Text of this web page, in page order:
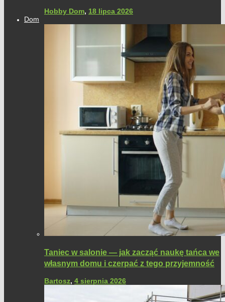
Hobby Dom, 18 lipca 2026
Dom
Taniec w salonie — jak zacząć naukę tańca we
własnym domu i czerpać z tego przyjemność
Bartosz, 4 sierpnia 2026